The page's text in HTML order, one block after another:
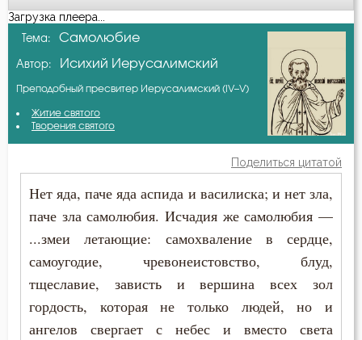
Беспечность
Благочестие
Бог
Борьба
Гордость
Грех
А-я
Авва Исайя (Скитский)
Василий Великий
Григорий Палама
Григорий Синаит
Игнатий Брянчанинов
Иларион Оптинский (Пономарёв)
Загрузка плеера...
Тема: Самолюбие
Автор: Исихий Иерусалимский
Преподобный пресвитер Иерусалимский (IV–V)
Житие святого
Творения святого
Поделиться цитатой
Нет яда, паче яда аспида и василиска; и нет зла,
паче зла самолюбия. Исчадия же самолюбия —
...змеи летающие: самохваление в сердце,
самоугодие, чревонеистовство, блуд,
тщеславие, зависть и вершина всех зол
гордость, которая не только людей, но и
ангелов свергает с небес и вместо света